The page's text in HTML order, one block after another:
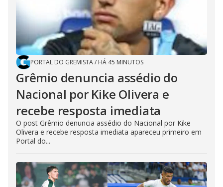
PORTAL DO GREMISTA/ HÁ 45 MINUTOS
Grêmio denuncia assédio do
Nacional por Kike Olivera e
recebe resposta imediata
O post Grêmio denuncia assédio do Nacional por Kike
Olivera e recebe resposta imediata apareceu primeiro em
Portal do...